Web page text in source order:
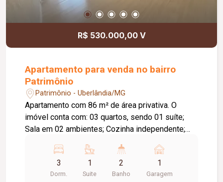
Dormitórios com janelas integradas e persianas
de enrolar; Infraestrutura pronta para instalação
de ar-condicionado; Acesso social e de serviço
independentes; Posição lateral com vista livre;
funcionalidade em um dos endereços mais
valorizados de Uberlândia.
R$ 530.000,00 V
Apartamento para venda no bairro
Patrimônio
Patrimônio - Uberlândia/MG
Apartamento com 86 m² de área privativa. O
imóvel conta com: 03 quartos, sendo 01 suíte;
Sala em 02 ambientes; Cozinha independente;
com armários planejados; Ambientes amplos,
bem distribuídos e funcionais, proporcionando
conforto e praticidade para toda a família.
3
Dorm.
1
Suite
2
Banho
1
Garagem